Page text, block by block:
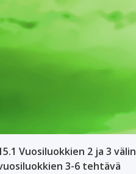
Vuosiluokkien 2 ja 3
3-6 tehtävä